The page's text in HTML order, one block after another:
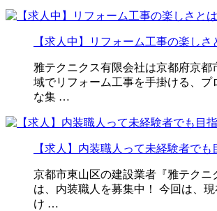
【求人中】リフォーム工事の楽しさ
雅テクニクス有限会社は京都府京都
域でリフォーム工事を手掛ける、プ
な集 …
【求人】内装職人って未経験者で
京都市東山区の建設業者『雅テクニ
は、内装職人を募集中！ 今回は、
け …